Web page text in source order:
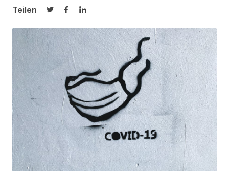
Teilen
Auf Twitter teilen
Auf Facebook teilen
Auf LinkedIn teilen